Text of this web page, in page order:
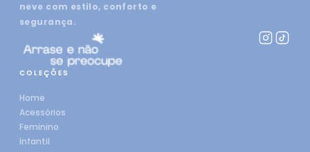
neve com estilo, conforto e
segurança.
COLEÇÕES
Home
Acessórios
Feminino
Infantil